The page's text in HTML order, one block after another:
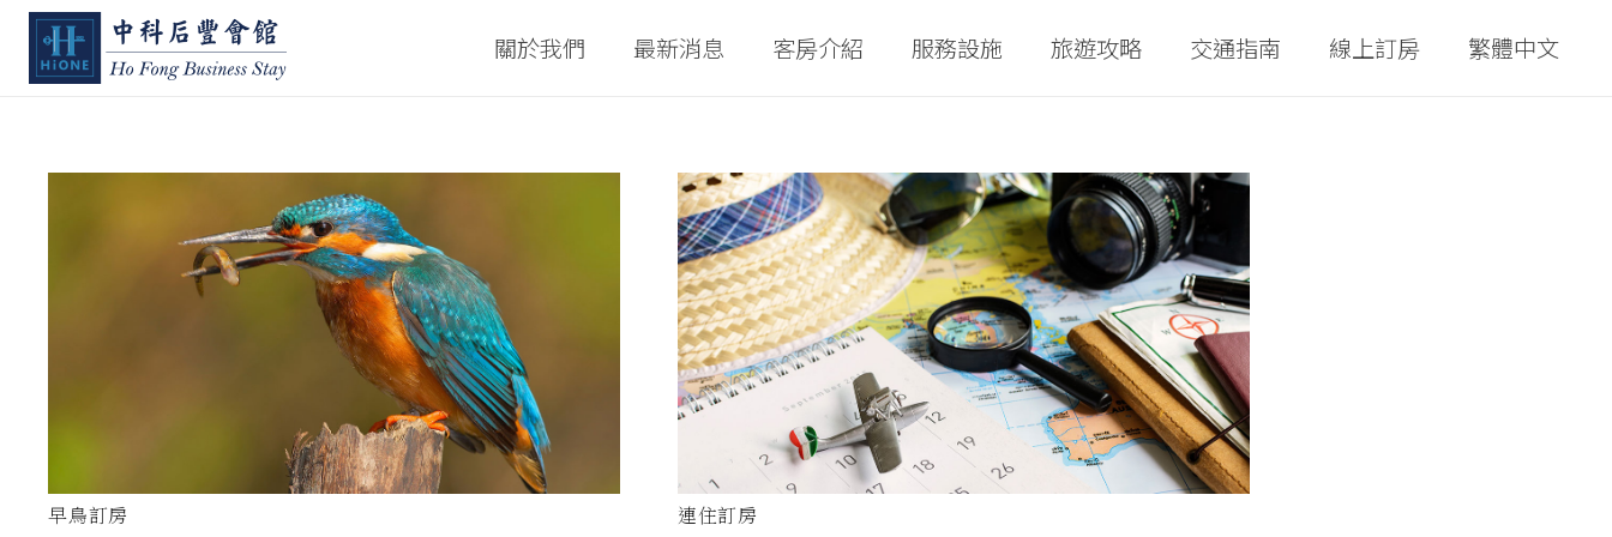
關於我們 最新消息 客房介紹 服務設施 旅遊攻略 交通指南 線上訂房 繁體中文
早鳥訂房 連住訂房